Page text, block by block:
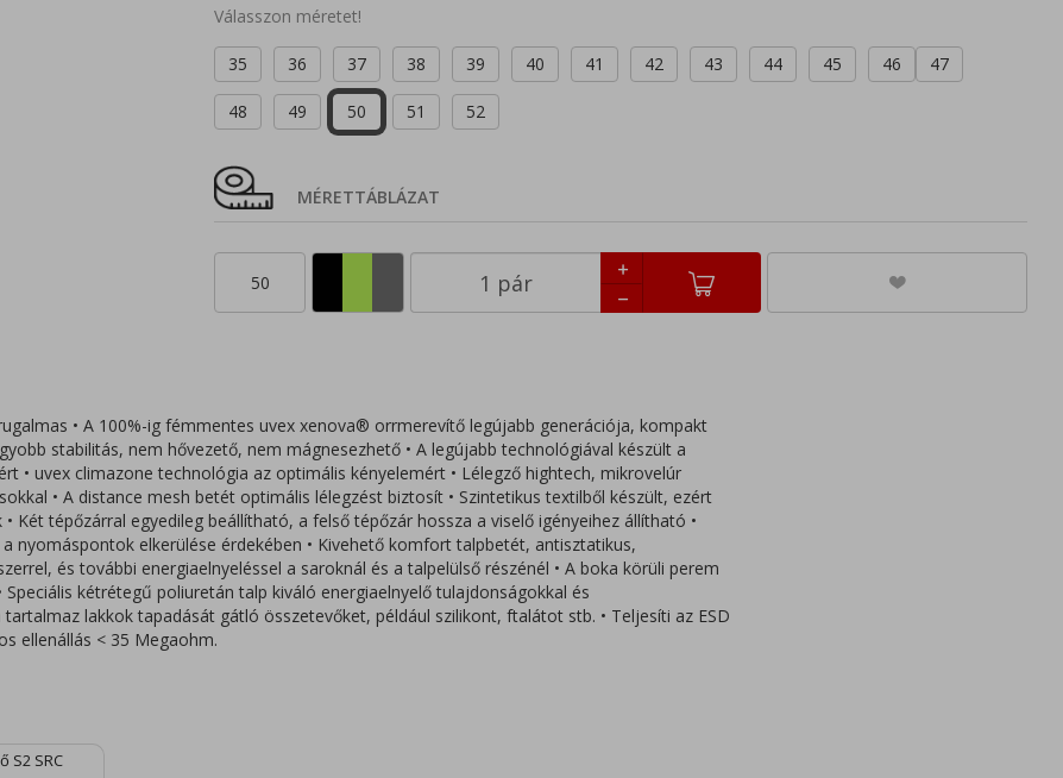
Válasszon méretet!
35 36 37 38 39 40 41 42 43 44 45 46 47
48 49 50 51 52
MÉRETTÁBLÁZAT
50
• A 100%-ig fémmentes uvex xenova® orrmerevítő legújabb generációja, kompakt
stabilitás, nem hővezető, nem mágnesezhető • A legújabb technológiával készült a
• uvex climazone technológia az optimális kényelemért • Lélegző hightech, mikrovelúr
• A distance mesh betét optimális lélegzést biztosít • Szintetikus textilből készült, ezért
Két tépőzárral egyedileg beállítható, a felső tépőzár hossza a viselő igényeihez állítható •
nyomáspontok elkerülése érdekében • Kivehető komfort talpbetét, antisztatikus,
és további energiaelnyeléssel a saroknál és a talpelülső részénél • A boka körüli perem
Speciális kétrétegű poliuretán talp kiváló energiaelnyelő tulajdonságokkal és
lakkok tapadását gátló összetevőket, például szilikont, ftalátot stb. • Teljesíti az ESD
ellenállás < 35 Megaohm.
S2 SRC